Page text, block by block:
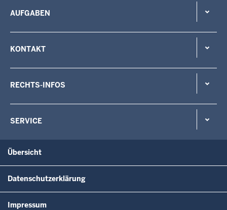
AUFGABEN
KONTAKT
RECHTS-INFOS
SERVICE
Übersicht
Datenschutzerklärung
Impressum